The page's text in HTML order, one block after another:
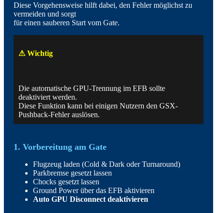
Diese Vorgehensweise hilft dabei, den Fehler möglichst zu
vermeiden und sorgt
für einen sauberen Start vom Gate.
⚠ Wichtig
Die automatische GPU-Trennung im EFB sollte
deaktiviert werden.
Diese Funktion kann bei einigen Nutzern den GSX-
Pushback-Fehler auslösen.
1. Vorbereitung am Gate
Flugzeug laden (Cold & Dark oder Turnaround)
Parkbremse gesetzt lassen
Chocks gesetzt lassen
Ground Power über das EFB aktivieren
Auto GPU Disconnect deaktivieren